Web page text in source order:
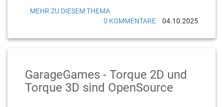
MEHR ZU DIESEM THEMA
0 KOMMENTARE
04.10.2025
GarageGames - Torque 2D und
Torque 3D sind OpenSource